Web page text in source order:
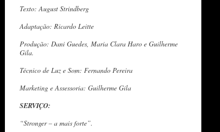
Texto: August Strindberg
Adaptação: Ricardo Leitte
Produção: Dani Guedes, Maria Clara Haro e Guilherme
Gila.
Técnico de Luz e Som: Fernando Pereira
Marketing e Assessoria: Guilherme Gila
SERVIÇO:
“Stronger – a mais forte”.